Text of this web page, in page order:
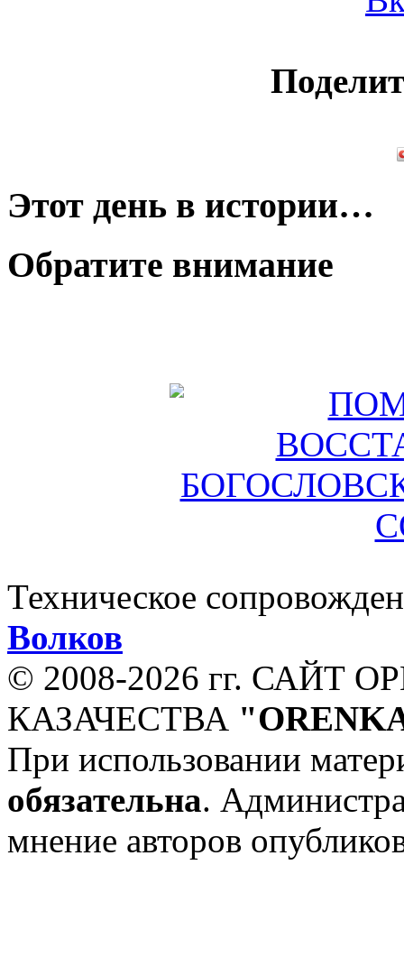
Этот день в истории…
Обратите внимание
Техническое
Волков
© 2008-2026 гг. САЙТ
КАЗАЧЕСТВА
При использовании
обязательна.
мнение авторов